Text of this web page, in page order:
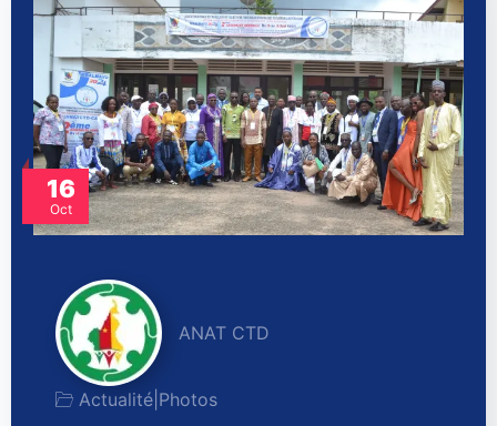
16
Oct
ANAT CTD
Actualité Photos